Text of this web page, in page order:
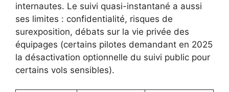
internautes. Le suivi quasi-instantané a aussi
ses limites : confidentialité, risques de
surexposition, débats sur la vie privée des
équipages (certains pilotes demandant en 2025
la désactivation optionnelle du suivi public pour
certains vols sensibles).